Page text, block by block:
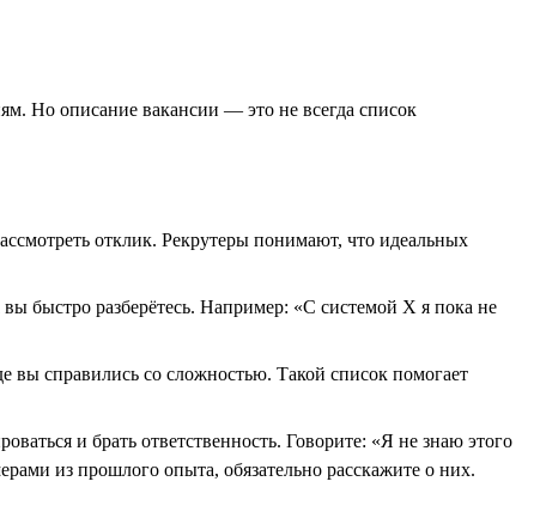
Но описание вакансии — это не всегда список
отклик. Рекрутеры понимают, что идеальных
быстро разберётесь. Например: «С системой X я пока не
вы справились со сложностью. Такой список помогает
и брать ответственность. Говорите: «Я не знаю этого
из прошлого опыта, обязательно расскажите о них.